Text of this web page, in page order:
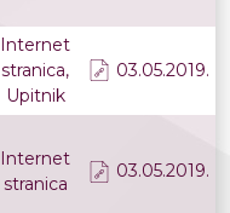
Internet
stranica,
Upitnik
03.05.2019.
Internet
stranica
03.05.2019.